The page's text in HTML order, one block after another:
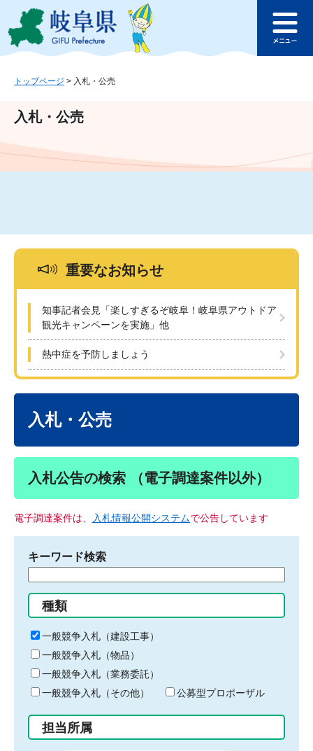
ジ
ュ
文
このページの本文へ
ュ
トップページ > 入札・公売
入札・公売
重要なお知らせ
知事記者会見「楽しすぎるぞ岐阜！岐阜県アウトドア
観光キャンペーンを実施」他
熱中症を予防しましょう
入札・公売
入札公告の検索 （電子調達案件以外）
電子調達案件は、 入札情報公開システムで公告しています
キーワード検索
る
キ
ー
ワ
ー
ド
入
力
種類
一般競争入札（建設工事）
一般競争入札（物品）
一般競争入札（業務委託）
一般競争入札（その他）
公募型プロポーザル
担当所属